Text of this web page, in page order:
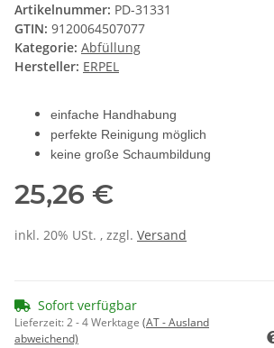
Artikelnummer: PD-31331
GTIN: 9120064507077
Kategorie: Abfüllung
Hersteller: ERPEL
einfache Handhabung
perfekte Reinigung möglich
keine große Schaumbildung
25,26 €
inkl. 20% USt. , zzgl. Versand
Sofort verfügbar
Lieferzeit:2 - 4 Werktage (AT - Ausland
abweichend)